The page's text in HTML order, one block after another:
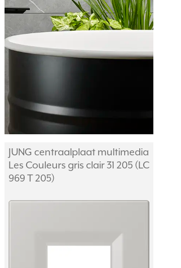
JUNG centraalplaat multimedia
Les Couleurs gris clair 31 205 (LC
969 T 205)